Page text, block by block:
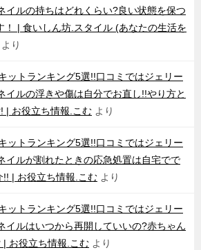
イルの持ちはどれくらい?良い状態を保つ
！ | 食いしん坊.スタイル (あなたの生活を
より
ットランキング5選!!口コミではジェリー
イルの浮きや傷は自分でお直し!!やり方と
| お役立ち情報.こむ より
ットランキング5選!!口コミではジェリー
イルが割れたときの応急処置は自宅でで
!! | お役立ち情報.こむ より
ットランキング5選!!口コミではジェリー
イルはいつから再開していいの?赤ちゃん
お役立ち情報.こむ より